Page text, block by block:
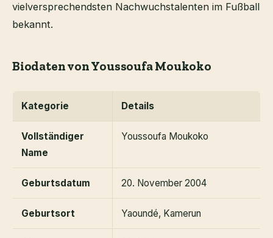
vielversprechendsten Nachwuchstalenten im Fußball
bekannt.
Biodaten von Youssoufa Moukoko
Kategorie Details
Vollständiger
Name
Youssoufa Moukoko
Geburtsdatum 20. November 2004
Geburtsort Yaoundé, Kamerun